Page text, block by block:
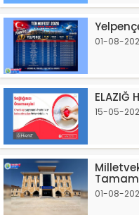
01-08-
ELAZIĞ
15-05-
01-08-